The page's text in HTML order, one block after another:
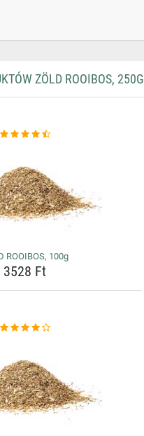
ZÖLD ROOIBOS, 250G
ROOIBOS, 100g
3528 Ft